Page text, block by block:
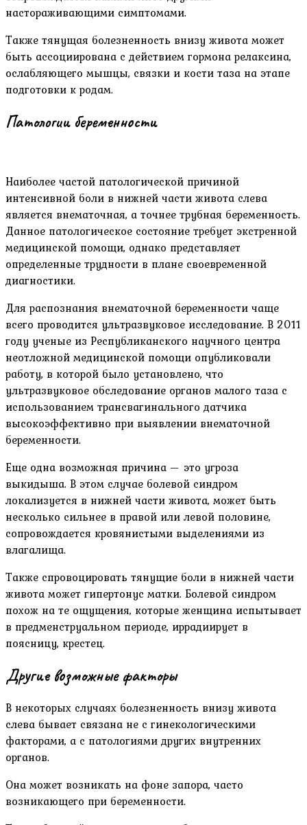
настораживающими симптомами.
Также тянущая болезненность внизу живота может
быть ассоциирована с действием гормона релаксина,
ослабляющего мышцы, связки и кости таза на этапе
подготовки к родам.
Патологии беременности
Наиболее частой патологической причиной
интенсивной боли в нижней части живота слева
является внематочная, а точнее трубная беременность.
Данное патологическое состояние требует экстренной
медицинской помощи, однако представляет
определенные трудности в плане своевременной
диагностики.
Для распознания внематочной беременности чаще
всего проводится ультразвуковое исследование. В 2011
году ученые из Республиканского научного центра
неотложной медицинской помощи опубликовали
работу, в которой было установлено, что
ультразвуковое обследование органов малого таза с
использованием трансвагинального датчика
высокоэффективно при выявлении внематочной
беременности.
Еще одна возможная причина — это угроза
выкидыша. В этом случае болевой синдром
локализуется в нижней части живота, может быть
несколько сильнее в правой или левой половине,
сопровождается кровянистыми выделениями из
влагалища.
Также спровоцировать тянущие боли в нижней части
живота может гипертонус матки. Болевой синдром
похож на те ощущения, которые женщина испытывает
в предменструальном периоде, иррадиирует в
поясницу, крестец.
Другие возможные факторы
В некоторых случаях болезненность внизу живота
слева бывает связана не с гинекологическими
факторами, а с патологиями других внутренних
органов.
Она может возникать на фоне запора, часто
возникающего при беременности.